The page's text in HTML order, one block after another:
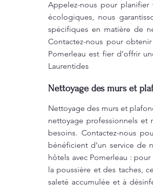
Appelez-nous pour
écologiques, nous
spécifiques en matière de
Contactez-nous pour
Pomerleau est fier d’offrir
Laurentides
Nettoyage des murs et
Nettoyage des murs et
nettoyage professionnels et
besoins. Contactez-nous
bénéficient d’un service de
hôtels avec Pomerleau :
la poussière et des taches,
saleté accumulée et à